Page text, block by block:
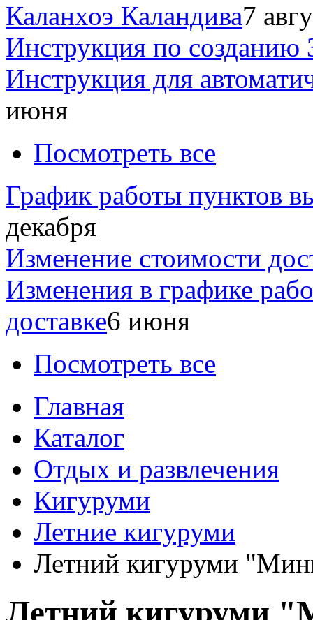
Каланхоэ Каландива7
Инструкция по созданию
Инструкция для
июня
Посмотреть все
График работы пунктов
декабря
Изменение стоимости
Изменения в графике
доставке6 июня
Посмотреть все
Главная
Каталог
Отдых и развлечения
Кигуруми
Летние кигуруми
Летний кигуруми
Летний кигуруми